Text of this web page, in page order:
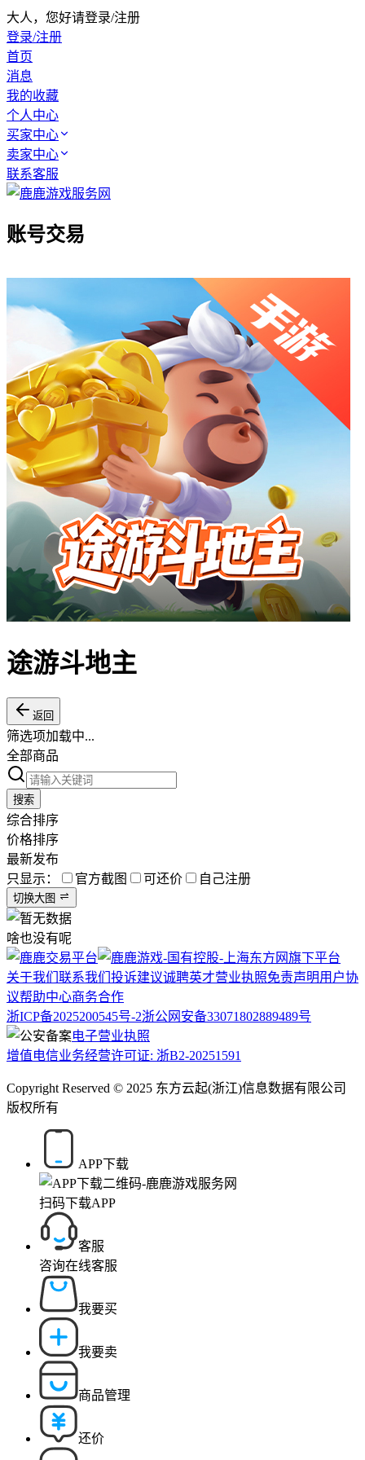
大人，您好请登录/注册
登录/注册
首页
消息
我的收藏
个人中心
买家中心
卖家中心
联系客服
账号交易
途游斗地主
返回
筛选项加载中...
全部商品
搜索
综合排序
价格排序
最新发布
只显示：
官方截图 可还价 自己注册
切换大图
啥也没有呢
关于我们 联系我们 投诉建议诚聘英才营业执照免责声明用户协
议帮助中心商务合作
浙ICP备2025200545号-2浙公网安备33071802889489号
电子营业执照
增值电信业务经营许可证: 浙B2-20251591
Copyright Reserved © 2025 东方云起(浙江)信息数据有限公司
版权所有
APP下载
扫码下载APP
客服
咨询在线客服
我要买
我要卖
商品管理
还价